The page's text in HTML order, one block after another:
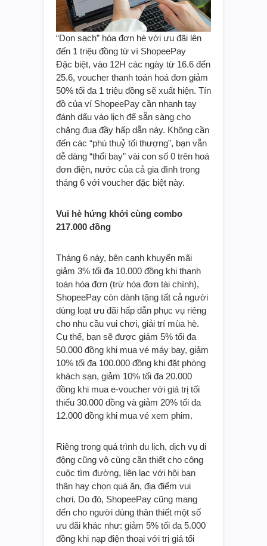
“Dọn sạch” hóa đơn hè với ưu đãi lên
đến 1 triệu đồng từ ví ShopeePay
Đặc biệt, vào 12H các ngày từ 16.6 đến
25.6, voucher thanh toán hoá đơn giảm
50% tối đa 1 triệu đồng sẽ xuất hiện. Tín
đồ của ví ShopeePay cần nhanh tay
đánh dấu vào lịch để sẵn sàng cho
chặng đua đầy hấp dẫn này. Không cần
đến các “phù thuỷ tối thượng”, bạn vẫn
dễ dàng “thổi bay” vài con số 0 trên hoá
đơn điện, nước của cả gia đình trong
tháng 6 với voucher đặc biệt này.
Vui hè hứng khởi cùng combo
217.000 đồng
Tháng 6 này, bên cạnh khuyến mãi
giảm 3% tối đa 10.000 đồng khi thanh
toán hóa đơn (trừ hóa đơn tài chính),
ShopeePay còn dành tặng tất cả người
dùng loạt ưu đãi hấp dẫn phục vụ riêng
cho nhu cầu vui chơi, giải trí mùa hè.
Cụ thể, bạn sẽ được giảm 5% tối đa
50.000 đồng khi mua vé máy bay, giảm
10% tối đa 100.000 đồng khi đặt phòng
khách sạn, giảm 10% tối đa 20.000
đồng khi mua e-voucher với giá trị tối
thiểu 30.000 đồng và giảm 20% tối đa
12.000 đồng khi mua vé xem phim.
Riêng trong quá trình du lịch, dịch vụ di
động cũng vô cùng cần thiết cho công
cuộc tìm đường, liên lạc với hội bạn
thân hay chọn quá ăn, địa điểm vui
chơi. Do đó, ShopeePay cũng mang
đến cho người dùng thân thiết một số
ưu đãi khác như: giảm 5% tối đa 5.000
đồng khi nạp điện thoại với trị giá tối